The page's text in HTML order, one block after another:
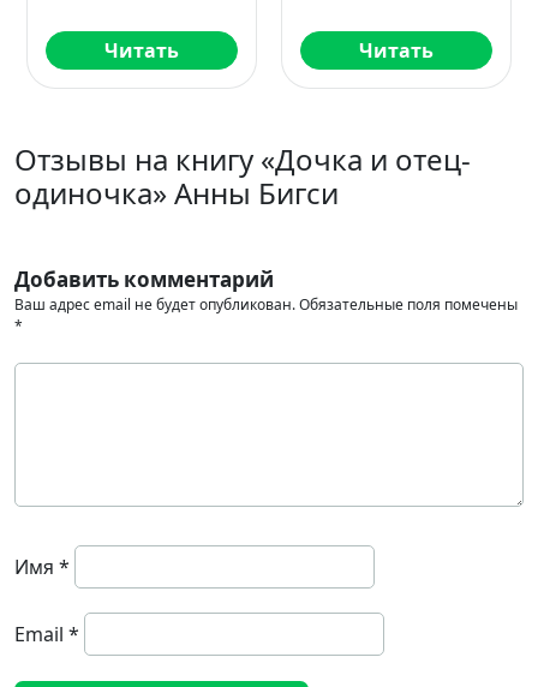
Читать Читать
Отзывы на книгу «Дочка и отец-
одиночка» Анны Бигси
Добавить комментарий
Ваш адрес email не будет опубликован.Обязательные поля помечены
*
Имя *
Email *